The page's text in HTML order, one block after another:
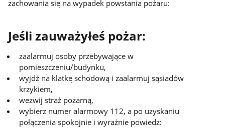
zachowania się na wypadek powstania pożaru:
Jeśli zauważyłeś pożar:
zaalarmuj osoby przebywające w
pomieszczeniu/budynku,
wyjdź na klatkę schodową i zaalarmuj sąsiadów
krzykiem,
wezwij straż pożarną,
wybierz numer alarmowy 112, a po uzyskaniu
połączenia spokojnie i wyraźnie powiedz: